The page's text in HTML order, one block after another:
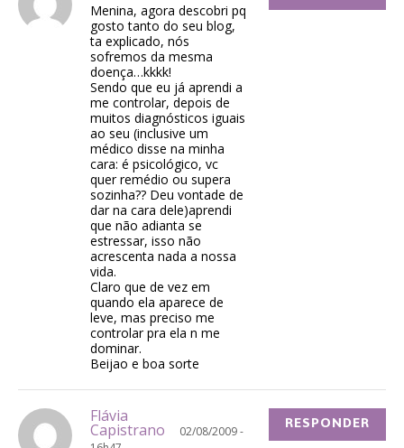
Menina, agora descobri pq
gosto tanto do seu blog,
ta explicado, nós
sofremos da mesma
doença…kkkk!
Sendo que eu já aprendi a
me controlar, depois de
muitos diagnósticos iguais
ao seu (inclusive um
médico disse na minha
cara: é psicológico, vc
quer remédio ou supera
sozinha?? Deu vontade de
dar na cara dele)aprendi
que não adianta se
estressar, isso não
acrescenta nada a nossa
vida.
Claro que de vez em
quando ela aparece de
leve, mas preciso me
controlar pra ela n me
dominar.
Beijao e boa sorte
Flávia
Capistrano
02/08/2009 -
RESPONDER